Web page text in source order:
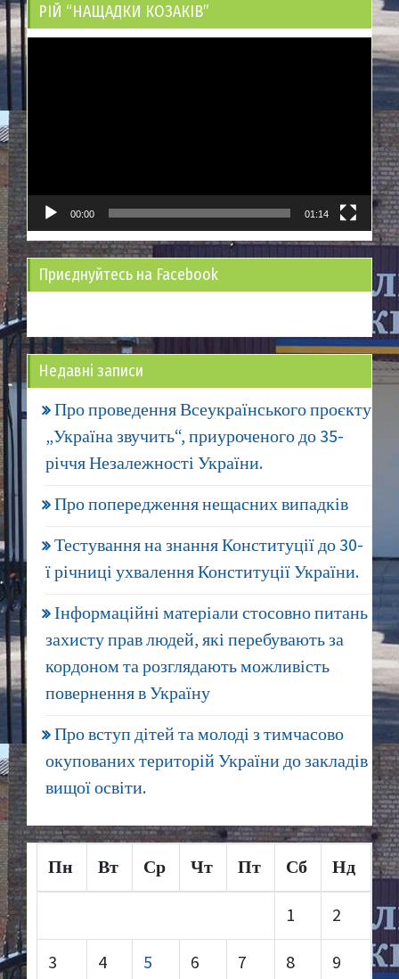
РІЙ “НАЩАДКИ КОЗАКІВ”
00:00 01:14
Приєднуйтесь на Facebook
Недавні записи
Про проведення Всеукраїнського проєкту
„Україна звучить“, приуроченого до 35-
річчя Незалежності України.
Про попередження нещасних випадків
Тестування на знання Конституції до 30-
ї річниці ухвалення Конституції України.
Інформаційні матеріали стосовно питань
захисту прав людей, які перебувають за
кордоном та розглядають можливість
повернення в Україну
Про вступ дітей та молоді з тимчасово
окупованих територій України до закладів
вищої освіти.
Пн Вт Ср Чт Пт Сб Нд
1 2
3 4 5 6 7 8 9